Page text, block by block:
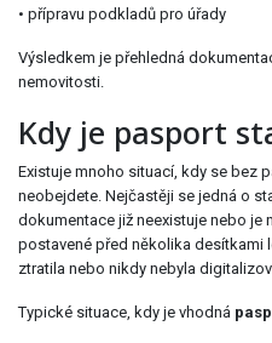
• přípravu podkladů pro úřady
Výsledkem je přehledná
nemovitosti.
Kdy je pasport
Existuje mnoho situací, kdy se bez
neobejdete. Nejčastěji se jedná o
dokumentace již neexistuje nebo je
postavené před několika desítkami
ztratila nebo nikdy nebyla
Typické situace, kdy je vhodná